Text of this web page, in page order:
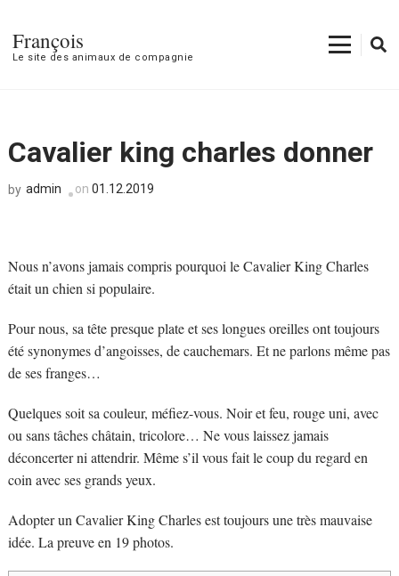
François
Le site des animaux de compagnie
Cavalier king charles donner
by admin on 01.12.2019
Nous n’avons jamais compris pourquoi le Cavalier King Charles
était un chien si populaire.
Pour nous, sa tête presque plate et ses longues oreilles ont toujours
été synonymes d’angoisses, de cauchemars. Et ne parlons même pas
de ses franges…
Quelques soit sa couleur, méfiez-vous. Noir et feu, rouge uni, avec
ou sans tâches châtain, tricolore… Ne vous laissez jamais
déconcerter ni attendrir. Même s’il vous fait le coup du regard en
coin avec ses grands yeux.
Adopter un Cavalier King Charles est toujours une très mauvaise
idée. La preuve en 19 photos.